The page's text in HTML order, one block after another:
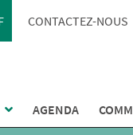
CONTACTEZ-NOUS
AGENDA